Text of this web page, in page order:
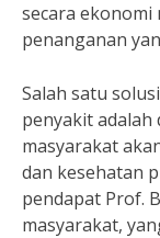
secara ekonomi
penanganan
Salah satu
penyakit
masyarakat
dan kesehatan
pendapat Prof.
masyarakat,